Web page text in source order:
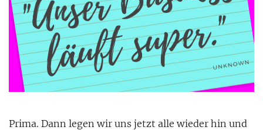
Prima. Dann legen wir uns jetzt alle wieder hin und